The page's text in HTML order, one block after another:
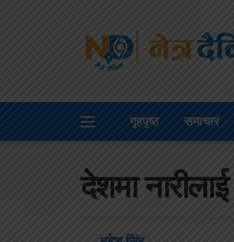
गृहपृष्ठ समाचार
देशमा